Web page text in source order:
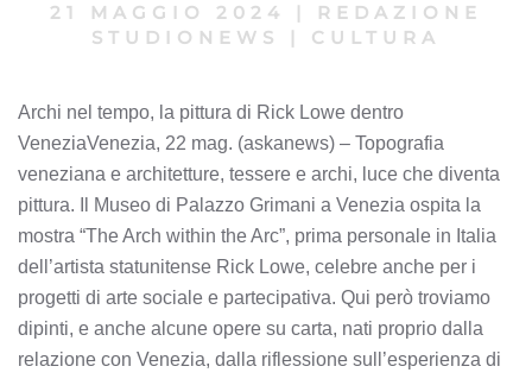
21 MAGGIO 2024
REDAZIONE
STUDIONEWS
CULTURA
Archi nel tempo, la pittura di Rick Lowe dentro
VeneziaVenezia, 22 mag. (askanews) – Topografia
veneziana e architetture, tessere e archi, luce che diventa
pittura. Il Museo di Palazzo Grimani a Venezia ospita la
mostra “The Arch within the Arc”, prima personale in Italia
dell’artista statunitense Rick Lowe, celebre anche per i
progetti di arte sociale e partecipativa. Qui però troviamo
dipinti, e anche alcune opere su carta, nati proprio dalla
relazione con Venezia, dalla riflessione sull’esperienza di